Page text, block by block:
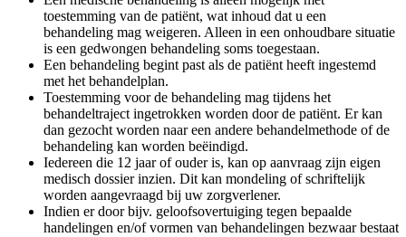
toestemming van de patiënt, wat inhoud dat u een
behandeling mag weigeren. Alleen in een onhoudbare situatie
is een gedwongen behandeling soms toegestaan.
Een behandeling begint past als de patiënt heeft ingestemd
met het behandelplan.
Toestemming voor de behandeling mag tijdens het
behandeltraject ingetrokken worden door de patiënt. Er kan
dan gezocht worden naar een andere behandelmethode of de
behandeling kan worden beëindigd.
Iedereen die 12 jaar of ouder is, kan op aanvraag zijn eigen
medisch dossier inzien. Dit kan mondeling of schriftelijk
worden aangevraagd bij uw zorgverlener.
Indien er door bijv. geloofsovertuiging tegen bepaalde
handelingen en/of vormen van behandelingen bezwaar bestaat